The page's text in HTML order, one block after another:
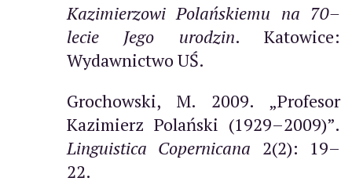
Kazimierzowi Polańskiemu na 70–
lecie Jego urodzin. Katowice:
Wydawnictwo UŚ.
Grochowski, M. 2009. „Profesor
Kazimierz Polański (1929–2009)”.
Linguistica Copernicana 2(2): 19–
22.